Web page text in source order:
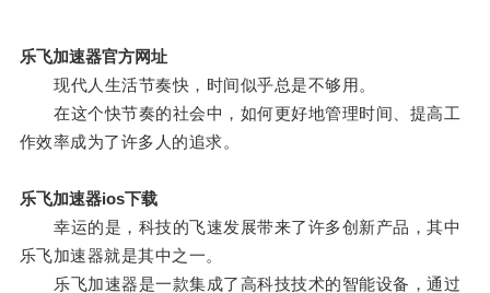
乐飞加速器官方网址
现代人生活节奏快，时间似乎总是不够用。
在这个快节奏的社会中，如何更好地管理时间、提高工
作效率成为了许多人的追求。
乐飞加速器ios下载
幸运的是，科技的飞速发展带来了许多创新产品，其中
乐飞加速器就是其中之一。
乐飞加速器是一款集成了高科技技术的智能设备，通过